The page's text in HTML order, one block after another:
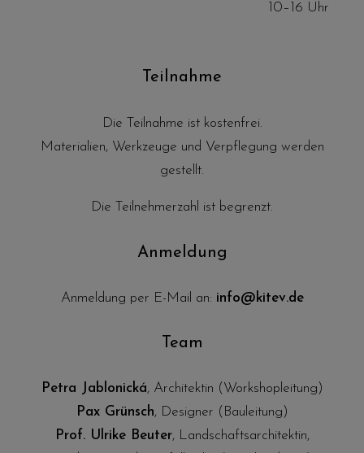
10–16 Uhr
Teilnahme
Die Teilnahme ist kostenfrei.
Materialien, Werkzeuge und Verpflegung werden
gestellt.
Die Teilnehmerzahl ist begrenzt.
Anmeldung
Anmeldung per E-Mail an: info@kitev.de
Team
Petra Jablonická, Architektin (Workshopleitung)
Pax Grünsch, Designer (Bauleitung)
Prof. Ulrike Beuter, Landschaftsarchitektin,